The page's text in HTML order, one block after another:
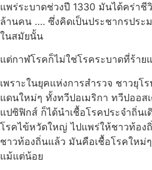
แพร่ระบาดช่วงปี 1330 มันได้คร่าชี
ล้านคน …. ซึ่งคิดเป็นประชากรประ
ในสมัยนั้น
แต่กาฬโรคก็ไม่ใช่โรคระบาดที่ร้า
เพราะในยุคแห่งการสำรวจ ชาวยุโ
แดนใหม่ๆ ทั้งทวีปอเมริกา ทวีปออส
แปซิฟิกส์ ก็ได้นำเชื้อโรคประจำถิ่น
โรคไข้หวัดใหญ่ ไปแพร่ให้ชาวท้อง
ชาวท้องถิ่นแล้ว มันคือเชื้อโรคใหม่
แม้แต่น้อย